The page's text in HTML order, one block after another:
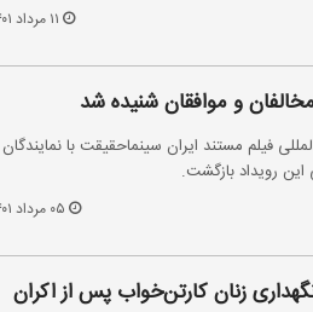
و موافقان شنیده شد
فیلم مستند ایران سینماحقیقت با نمایندگان
رویداد بازگشت.
زنان کارتن‌خواب پس از اکران